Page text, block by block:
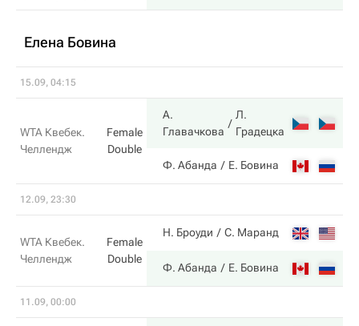
Елена Бовина
15.09, 04:15
WTA Квебек.
Челлендж
Female
Double
А.
Главачкова
Л.
Градецка
Ф. Абанда Е. Бовина
12.09, 23:30
WTA Квебек.
Челлендж
Female
Double
Н. Броуди С. Маранд
Ф. Абанда Е. Бовина
11.09, 00:00